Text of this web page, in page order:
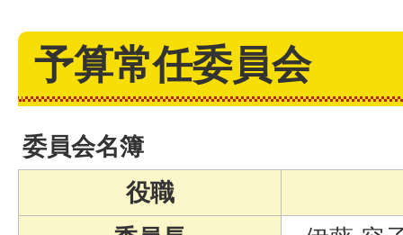
予算常任委員会
委員会名簿
役職